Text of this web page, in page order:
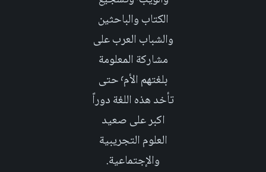
الكتاب والباحثين
والشباب العرب على
مشاركة المعلومة
بلغتهم الأم٬ حتى
تأخد هذه اللغة دوراً
اكبر على صعيد
العلوم التجريبية
والإجتماعية.